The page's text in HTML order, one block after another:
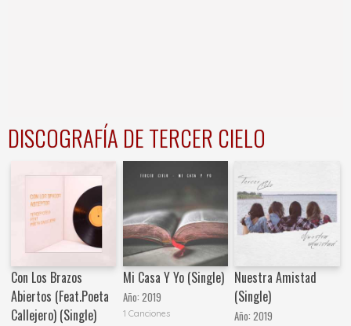
DISCOGRAFÍA DE TERCER CIELO
Con Los Brazos
Abiertos (Feat.Poeta
Callejero) (Single)
Mi Casa Y Yo (Single)
Año: 2019
1 Canciones
Nuestra Amistad
(Single)
Año:2019